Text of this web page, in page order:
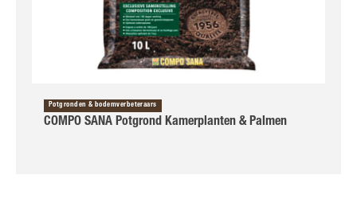
Potgronden & bodemverbeteraars
COMPO SANA Potgrond Kamerplanten & Palmen